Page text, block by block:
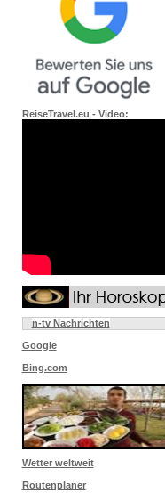
ReiseTravel.eu - Video:
n-tv Nachrichten
Google
Bing.com
Wetter weltweit
Routenplaner